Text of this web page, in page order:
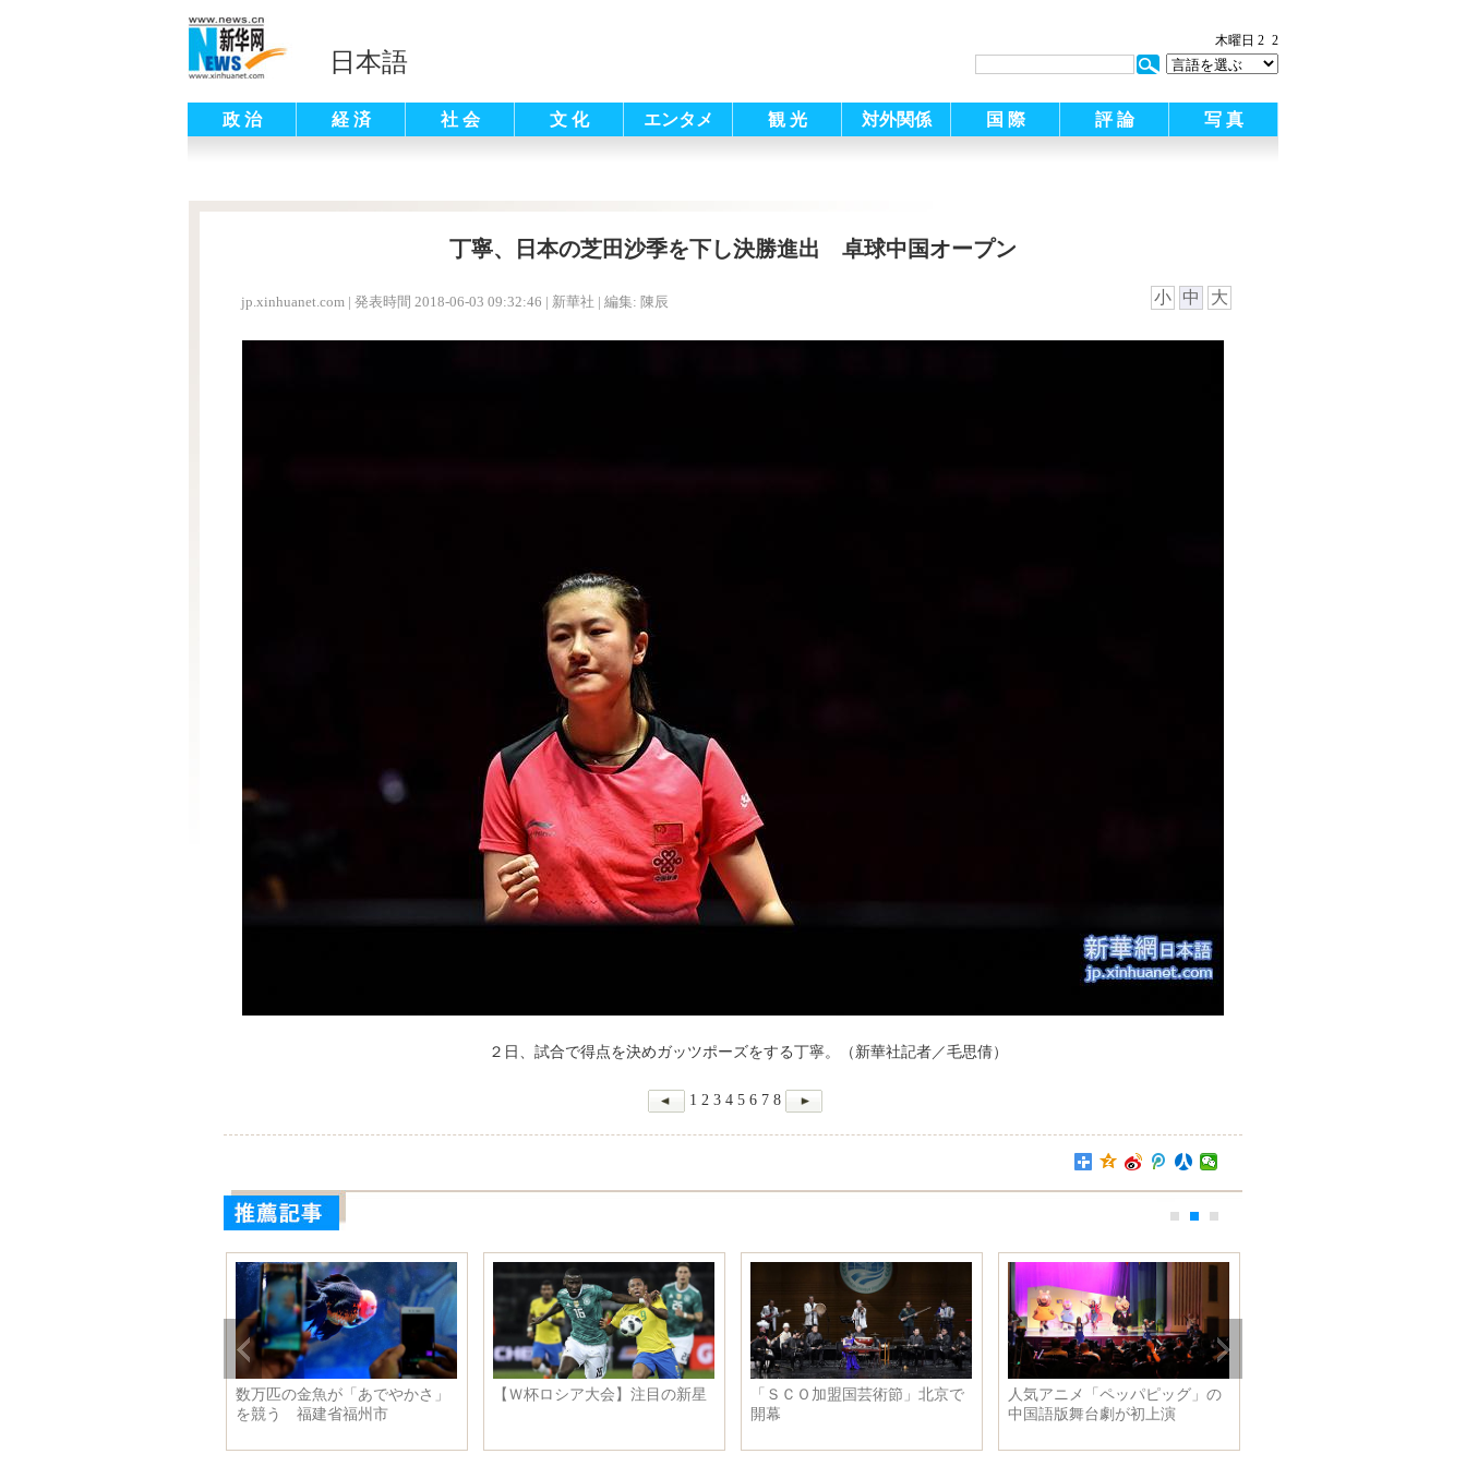
日本語
木曜日 2 2
政 治 経 済 社 会 文 化 エンタメ 観 光 対外関係 国 際 評 論 写 真
丁寧、日本の芝田沙季を下し決勝進出 卓球中国オープン
jp.xinhuanet.com | 発表時間 2018-06-03 09:32:46 | 新華社 | 編集: 陳辰 小 中 大
２日、試合で得点を決めガッツポーズをする丁寧。（新華社記者／毛思倩）
1 2 3 4 5 6 7 8
数万匹の金魚が「あでやかさ」
を競う 福建省福州市
【Ｗ杯ロシア大会】注目の新星
「ＳＣＯ加盟国芸術節」北京で
開幕
人気アニメ「ペッパピッグ」の
中国語版舞台劇が初上演